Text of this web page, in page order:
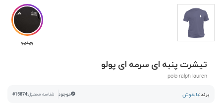
ویدیو
تیشرت پنبه ای سرمه ای پولو
polo ralph lauren
برند :بایقوش موجود شناسه محصول:#15874